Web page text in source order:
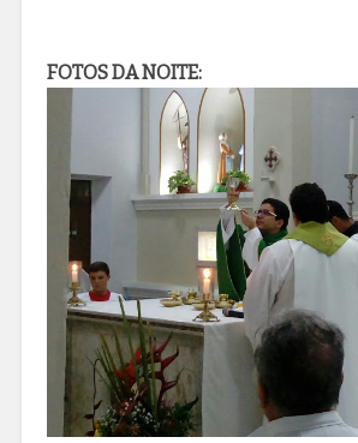
FOTOS DA NOITE: